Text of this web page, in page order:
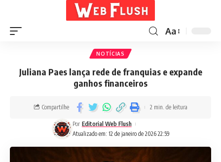
Aa
NOTÍCIAS
Juliana Paes lança rede de franquias e expande
ganhos financeiros
Atualizado em: 12 de janeiro de 2026 22:59
Por Editorial Web Flush
Compartilhe 2 min. de leitura